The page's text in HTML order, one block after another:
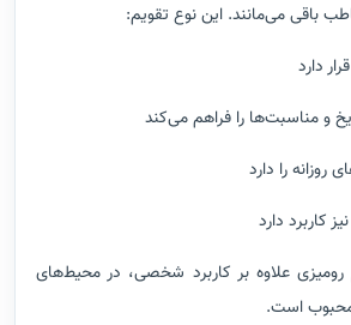
باقی می‌مانند. این نوع تقویم:
دارد
و مناسبت‌ها را فراهم می‌کند
را دارد
کاربرد دارد
علاوه بر کاربرد شخصی، در محیط‌های
محبوب است.